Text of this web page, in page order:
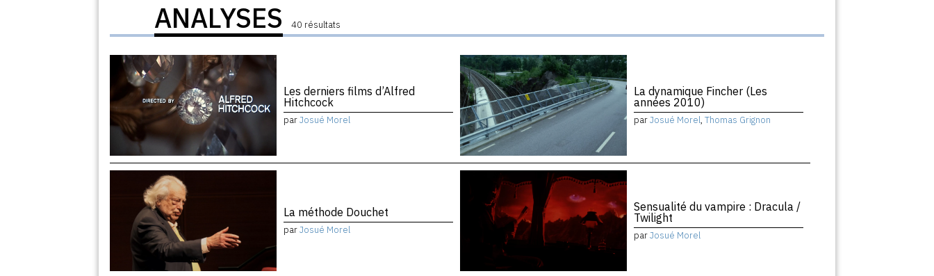
ANALYSES 40 résultats
Les derniers films d’Alfred
Hitchcock
parJosué Morel
La dynamique Fincher (Les
années 2010)
parJosué Morel, Thomas Grignon
La méthode Douchet
parJosué Morel
Sensualité du vampire : Dracula /
Twilight
parJosué Morel